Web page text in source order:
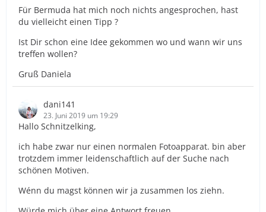
Für Bermuda hat mich noch nichts angesprochen, hast
du vielleicht einen Tipp ?
Ist Dir schon eine Idee gekommen wo und wann wir uns
treffen wollen?
Gruß Daniela
dani141
23. Juni 2019 um 19:29
Hallo Schnitzelking,
ich habe zwar nur einen normalen Fotoapparat. bin aber
trotzdem immer leidenschaftlich auf der Suche nach
schönen Motiven.
Wénn du magst können wir ja zusammen los ziehn.